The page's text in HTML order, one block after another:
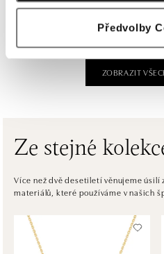
Předvolby
Roztylská 2321/19, 148 00 Praha
tel.: +420730524389
ALOve OC Aupark,
ALOve OC Eurovea,
Pribinova 8, 811 09 Bratislava
tel.: +421917090467
HALADA OC Avion,
ZOBRAZIT
Ze stejné
Více než dvě desetiletí věnujeme úsilí
materiálů, které používáme v našich